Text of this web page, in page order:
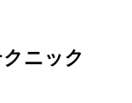
ニック